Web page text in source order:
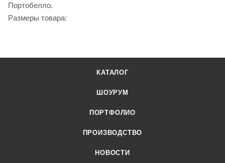
Портобелло.
Размеры товара:
КАТАЛОГ
ШОУРУМ
ПОРТФОЛИО
ПРОИЗВОДСТВО
НОВОСТИ